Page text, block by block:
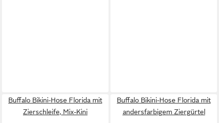
Buffalo Bikini-Hose Florida mit
Zierschleife, Mix-Kini
Buffalo Bikini-Hose Florida mit
andersfarbigem Ziergürtel